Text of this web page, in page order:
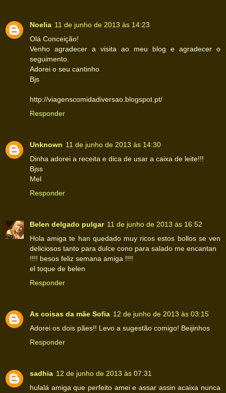
Noelia 11 de junho de 2013 às 14:23
Olá Conceição!
Venho agradecer a visita ao meu blog e agradecer o
seguimento.
Adorei o seu cantinho
Bjs
http://viagenscomidadiversao.blogspot.pt/
Responder
Unknown 11 de junho de 2013 às 14:30
Dinha adorei a receita e dica de usar a caixa de leite!!!
Bjss
Mel
Responder
Belen delgado pulgar 11 de junho de 2013 às 16:52
Hola amiga te han quedado muy ricos estos bollos se ven
deliciosos tanto para dulce cono para salado me encantan
!!!! besos feliz semana amiga !!!!
el toque de belen
Responder
As coisas da mãe Sofia 12 de junho de 2013 às 03:15
Adorei os dois pães!! Levo a sugestão comigo! Beijinhos
Responder
sadhia 12 de junho de 2013 às 07:31
hulalá amiga que perfeito amei e assar assin acaixa nunca